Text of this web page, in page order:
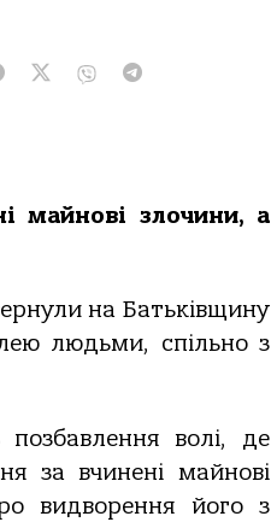
майнові злочини, а
на Батьківщину
людьми, спільно з
волі, де
за вчинені майнові
видворення його з